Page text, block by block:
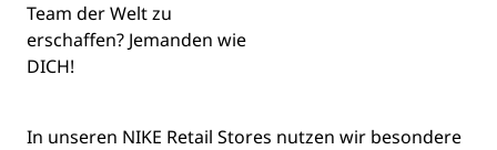
Team der Welt zu
erschaffen? Jemanden wie
DICH!
In unseren NIKE Retail Stores nutzen wir besondere